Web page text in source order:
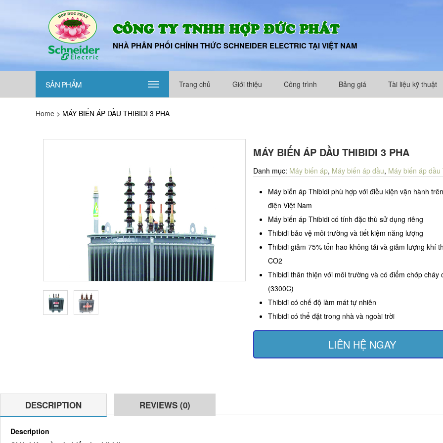
CÔNG TY TNHH HỢP ĐỨC PHÁT
NHÀ PHÂN PHỐI CHÍNH THỨC SCHNEIDER ELECTRIC TẠI VIỆT NAM
SẢN PHẨM ||| Trang chủ Giới thiệu Công trình Bảng giá Tài liệu kỹ thuật
Home > MÁY BIẾN ÁP DẦU THIBIDI 3 PHA
MÁY BIẾN ÁP DẦU THIBIDI 3 PHA
Danh mục: Máy biến áp, Máy biến áp dầu, Máy biến áp dầu
Máy biến áp Thibidi phù hợp với điều kiện vận hành
điện Việt Nam
Máy biến áp Thibidi có tính đặc thù sử dụng riêng
Thibidi bảo vệ môi trường và tiết kiệm năng lượng
Thibidi giảm 75% tổn hao không tải và giảm lượng khí
CO2
Thibidi thân thiện với môi trường và có điểm chớp cháy
(3300C)
Thibidi có chế độ làm mát tự nhiên
Thibidi có thể đặt trong nhà và ngoài trời
LIÊN HỆ NGAY
DESCRIPTION REVIEWS (0)
Description